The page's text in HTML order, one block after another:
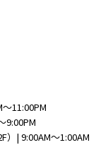
11:00PM
9:00PM
）| 9:00AM〜1:00AM